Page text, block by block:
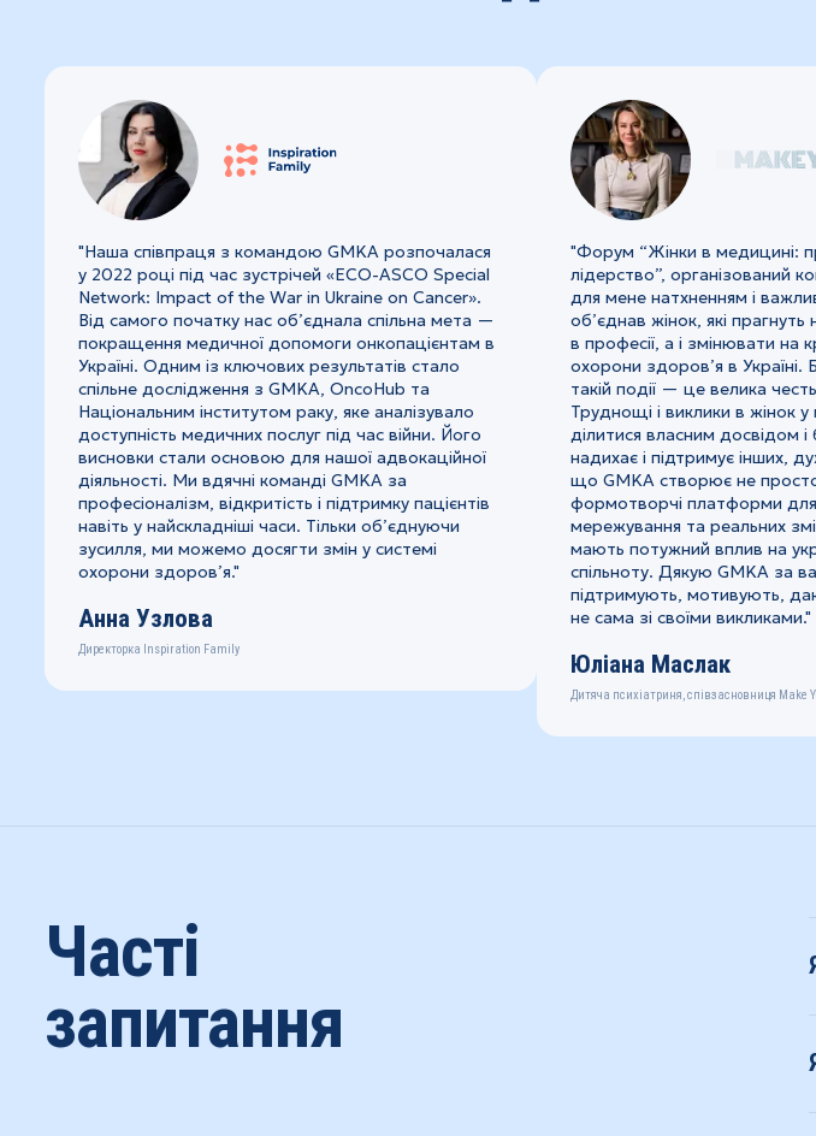
"Наша співпраця з командою GMKA розпочалася
у 2022 році під час зустрічей «ECO-ASCO Special
Network: Impact of the War in Ukraine on Cancer».
Від самого початку нас об’єднала спільна мета —
покращення медичної допомоги онкопацієнтам в
Україні. Одним із ключових результатів стало
спільне дослідження з GMKA, OncoHub та
Національним інститутом раку, яке аналізувало
доступність медичних послуг під час війни. Його
висновки стали основою для нашої адвокаційної
діяльності. Ми вдячні команді GMKA за
професіоналізм, відкритість і підтримку пацієнтів
навіть у найскладніші часи. Тільки об’єднуючи
зусилля, ми можемо досягти змін у системі
охорони здоров’я."
Анна Узлова
Директорка Inspiration Family
"Форум “Жінки в медицині:
лідерство”, організований
для мене натхненням і
об’єднав жінок, які
в професії, а і змінювати на
охорони здоров’я в Україні.
такій події — це велика честь
Труднощі і виклики в жінок
ділитися власним досвідом і
надихає і підтримує інших,
що GMKA створює не
формотворчі платформи для
мережування та реальних
мають потужний вплив на
спільноту. Дякую GMKA за вас
підтримують, мотивують,
не сама зі своїми викликами."
Юліана Маслак
Дитяча психіатриня, співзасновниця Make
Часті
запитання